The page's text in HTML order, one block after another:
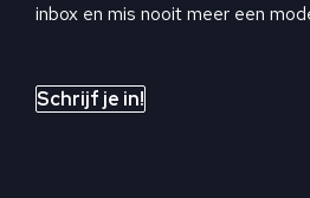
inbox en mis nooit meer een
Schrijf je in!